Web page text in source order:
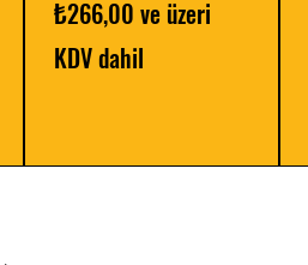
₺266,00 ve üzeri
İndirimli Fiyat
KDV dahil